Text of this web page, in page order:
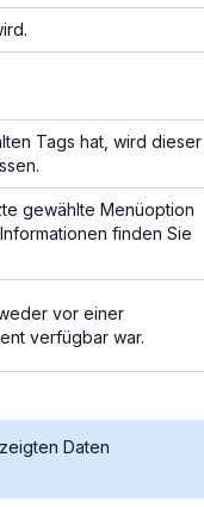
Tags hat, wird dieser
gewählte Menüoption
finden Sie
vor einer
verfügbar war.
Daten